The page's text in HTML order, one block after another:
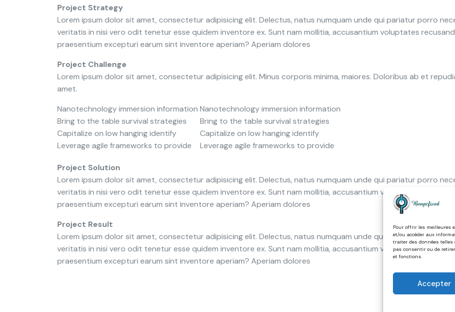
Pour offrir les meilleures
et/ou accéder aux
traiter des données telles
pas consentir ou de
et fonctions.
Accepter
Project Strategy
Lorem ipsum dolor sit amet, consectetur adipisicing elit. Delectus, natus numquam unde qui pariatur porro
veritatis in nisi vero odit tenetur esse quidem inventore ex. Sunt nam mollitia, accusantium voluptates
praesentium excepturi earum sint inventore aperiam? Aperiam dolores
Project Challenge
Lorem ipsum dolor sit amet, consectetur adipisicing elit. Minus corporis minima, maiores. Doloribus ab et
amet.
Nanotechnology immersion information
Bring to the table survival strategies
Capitalize on low hanging identify
Leverage agile frameworks to provide
Nanotechnology immersion information
Bring to the table survival strategies
Capitalize on low hanging identify
Leverage agile frameworks to provide
Project Solution
Lorem ipsum dolor sit amet, consectetur adipisicing elit. Delectus, natus numquam unde qui pariatur porro
veritatis in nisi vero odit tenetur esse quidem inventore ex. Sunt nam mollitia, accusantium voluptates
praesentium excepturi earum sint inventore aperiam? Aperiam dolores
Project Result
Lorem ipsum dolor sit amet, consectetur adipisicing elit. Delectus, natus numquam unde qui pariatur porro
veritatis in nisi vero odit tenetur esse quidem inventore ex. Sunt nam mollitia, accusantium voluptates
praesentium excepturi earum sint inventore aperiam? Aperiam dolores